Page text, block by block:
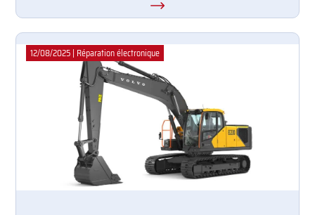
12/08/2025 | Réparation électronique